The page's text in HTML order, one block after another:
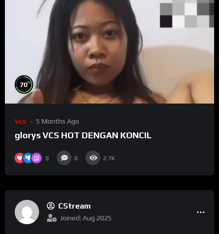
70%
Vcs 5 Months Ago
glorys VCS HOT DENGAN KONCIL
0 0 2.7K
CStream
Joined: Aug 2025